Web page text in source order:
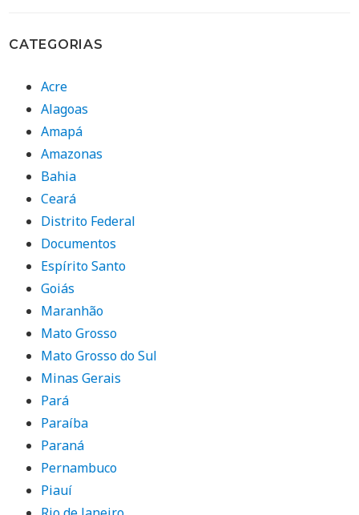
CATEGORIAS
Acre
Alagoas
Amapá
Amazonas
Bahia
Ceará
Distrito Federal
Documentos
Espírito Santo
Goiás
Maranhão
Mato Grosso
Mato Grosso do Sul
Minas Gerais
Pará
Paraíba
Paraná
Pernambuco
Piauí